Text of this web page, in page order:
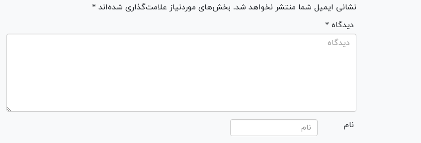
نشانی ایمیل شما منتشر نخواهد شد. بخش‌های موردنیاز علامت‌گذاری شده‌اند *
* دیدگاه
نام